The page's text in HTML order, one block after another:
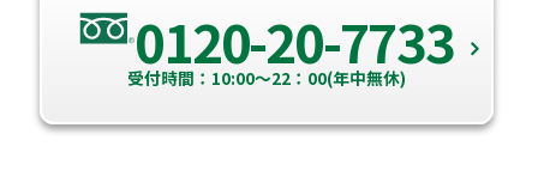
0120-20-7733
受付時間：10:00～22：00(年中無休)